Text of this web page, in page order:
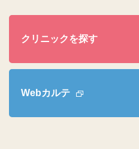
クリニックを探す
Webカルテ